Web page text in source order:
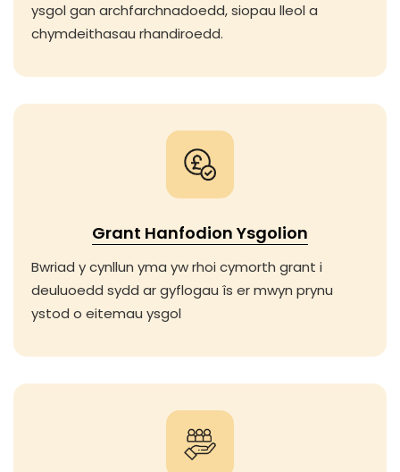
ysgol gan archfarchnadoedd, siopau lleol a
chymdeithasau rhandiroedd.
Grant Hanfodion Ysgolion
Bwriad y cynllun yma yw rhoi cymorth grant i
deuluoedd sydd ar gyflogau îs er mwyn prynu
ystod o eitemau ysgol